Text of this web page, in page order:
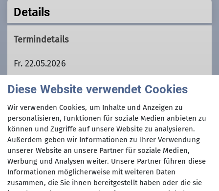
Details
Termindetails
Fr. 22.05.2026
Unsere Veranstaltungsorte
Stadtplatz NSV
Stadtplatz
84494 Neumarkt-St. Veit
Diese Website verwendet Cookies
Wir verwenden Cookies, um Inhalte und Anzeigen zu
personalisieren, Funktionen für soziale Medien anbieten zu
können und Zugriffe auf unsere Website zu analysieren.
Außerdem geben wir Informationen zu Ihrer Verwendung
unserer Website an unsere Partner für soziale Medien,
Werbung und Analysen weiter. Unsere Partner führen diese
Informationen möglicherweise mit weiteren Daten
zusammen, die Sie ihnen bereitgestellt haben oder die sie